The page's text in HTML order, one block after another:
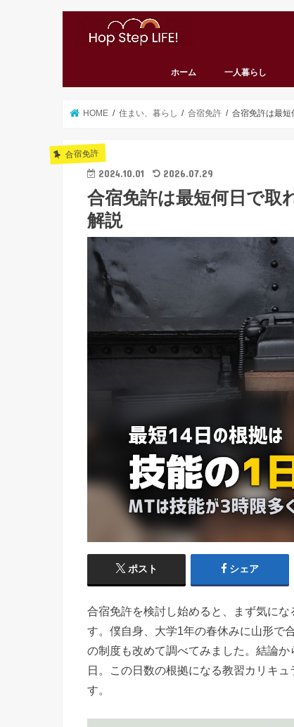
ホーム 一人暮らし
HOME 住まい、暮らし 合宿免許 合宿免許は最短
合宿免許
2024.10.01 2026.07.29
合宿免許は最短何日で取
解説
ポスト シェア
合宿免許を検討し始めると、まず気に
す。僕自身、大学1年の春休みに山形で
の制度も改めて調べてみました。結論
日。この日数の根拠になる教習カリキ
す。